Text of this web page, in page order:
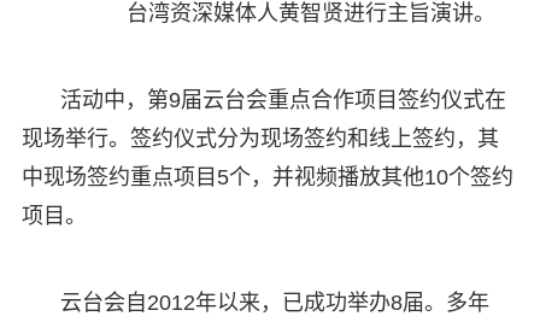
台湾资深媒体人黄智贤进行主旨演讲。
活动中，第9届云台会重点合作项目签约仪式在
现场举行。签约仪式分为现场签约和线上签约，其
中现场签约重点项目5个，并视频播放其他10个签约
项目。
云台会自2012年以来，已成功举办8届。多年